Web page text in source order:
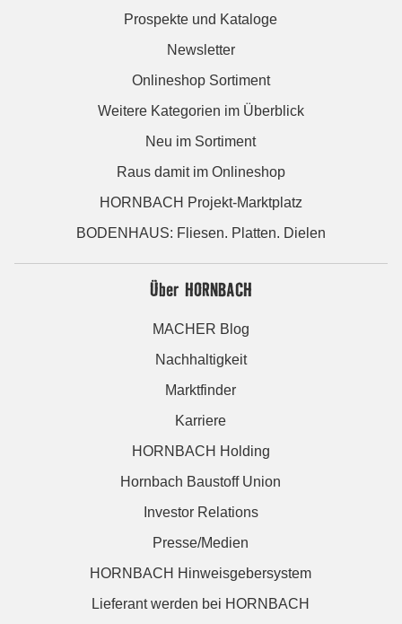
Prospekte und Kataloge
Newsletter
Onlineshop Sortiment
Weitere Kategorien im Überblick
Neu im Sortiment
Raus damit im Onlineshop
HORNBACH Projekt-Marktplatz
BODENHAUS: Fliesen. Platten. Dielen
Über HORNBACH
MACHER Blog
Nachhaltigkeit
Marktfinder
Karriere
HORNBACH Holding
Hornbach Baustoff Union
Investor Relations
Presse/Medien
HORNBACH Hinweisgebersystem
Lieferant werden bei HORNBACH